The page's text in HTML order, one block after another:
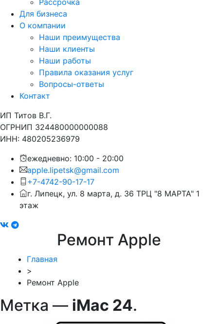
Рассрочка
Для бизнеса
О компании
Наши преимущества
Наши клиенты
Наши работы
Правила оказания услуг
Вопросы-ответы
Контакт
ИП Титов В.Г.
ОГРНИП 324480000000088
ИНН: 480205236979
ежедневно: 10:00 - 20:00
apple.lipetsk@gmail.com
+7-4742-90-17-17
г. Липецк, ул. 8 марта, д. 36 ТРЦ "8 МАРТА" 1
этаж
Ремонт Apple
Главная
>
Ремонт Apple
Метка — iMac 24.